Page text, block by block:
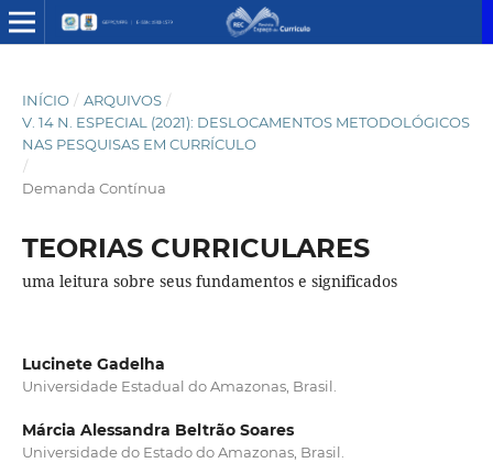
INÍCIO / ARQUIVOS /
V. 14 N. ESPECIAL (2021): DESLOCAMENTOS METODOLÓGICOS
NAS PESQUISAS EM CURRÍCULO
/
Demanda Contínua
TEORIAS CURRICULARES
uma leitura sobre seus fundamentos e significados
Lucinete Gadelha
Universidade Estadual do Amazonas, Brasil.
Márcia Alessandra Beltrão Soares
Universidade do Estado do Amazonas, Brasil.